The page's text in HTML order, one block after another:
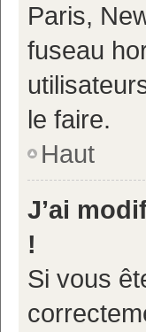
Paris,
fuseau
le faire.
Haut
J’ai
!
Si vous